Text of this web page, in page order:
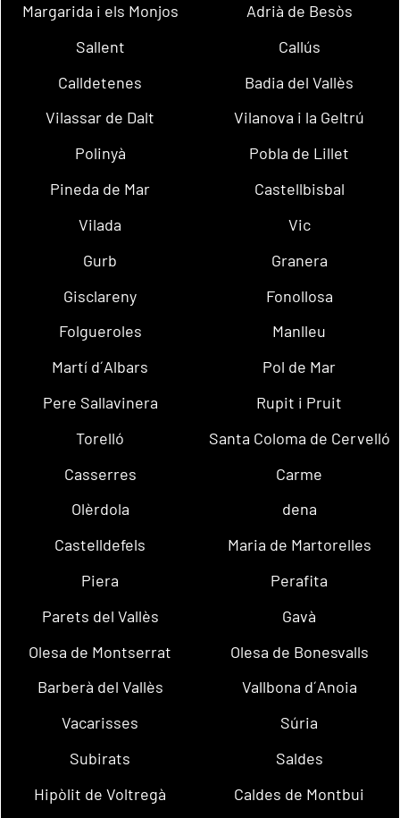
Margarida i els Monjos
Adrià de Besòs
Sallent
Callús
Calldetenes
Badia del Vallès
Vilassar de Dalt
Vilanova i la Geltrú
Polinyà
Pobla de Lillet
Pineda de Mar
Castellbisbal
Vilada
Vic
Gurb
Granera
Gisclareny
Fonollosa
Folgueroles
Manlleu
Martí d´Albars
Pol de Mar
Pere Sallavinera
Rupit i Pruit
Torelló
Santa Coloma de Cervelló
Casserres
Carme
Olèrdola
dena
Castelldefels
Maria de Martorelles
Piera
Perafita
Parets del Vallès
Gavà
Olesa de Montserrat
Olesa de Bonesvalls
Barberà del Vallès
Vallbona d´Anoia
Vacarisses
Súria
Subirats
Saldes
Hipòlit de Voltregà
Caldes de Montbui